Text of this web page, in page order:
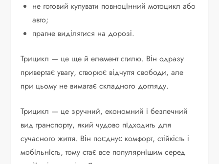
не готовий купувати повноцінний мотоцикл або
авто;
прагне виділятися на дорозі.
Трицикл — це ще й елемент стилю. Він одразу
привертає увагу, створює відчуття свободи, але
при цьому не вимагає складного догляду.
Трицикл — це зручний, економний і безпечний
вид транспорту, який чудово підходить для
сучасного життя. Він поєднує комфорт, стійкість і
мобільність, тому стає все популярнішим серед